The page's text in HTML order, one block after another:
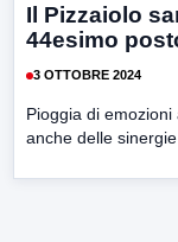
Il Pizzaiolo
44esimo
3 OTTOBRE 2024
Pioggia di
anche delle sinergie